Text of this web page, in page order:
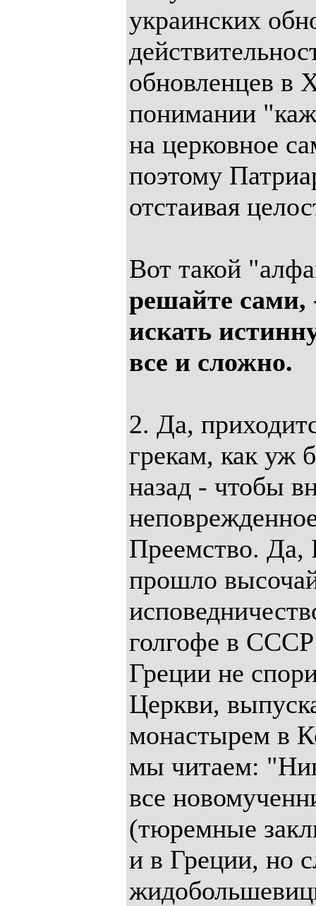
украинских
обновленцев в
понимании
на церковное
поэтому
отстаивая
Вот такой
решайте сами,
искать
все и сложно.
2. Да,
грекам, как уж
назад - чтобы
Преемство. Да,
прошло
голгофе в
Греции не
Церкви,
монастырем в
мы читаем:
все
(тюремные
и в Греции, но